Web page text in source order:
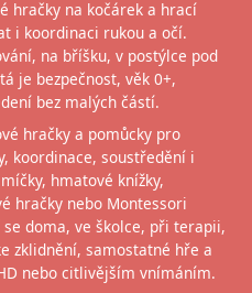
hračky na kočárek a hrací
i koordinaci rukou a očí.
na bříšku, v postýlce pod
je bezpečnost, věk 0+,
bez malých částí.
hračky a pomůcky pro
koordinace, soustředění i
hmatové knížky,
hračky nebo Montessori
doma, ve školce, při terapii,
zklidnění, samostatné hře a
nebo citlivějším vnímáním.